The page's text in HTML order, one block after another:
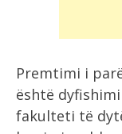
Premtimi i
është
fakulteti të